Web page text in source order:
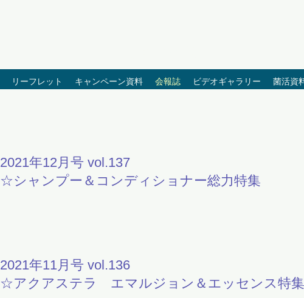
リーフレット キャンペーン資料 会報誌 ビデオギャラリー 菌活資
2021年12月号 vol.137
☆シャンプー＆コンディショナー総力特集
2021年11月号 vol.136
☆アクアステラ エマルジョン＆エッセンス特集